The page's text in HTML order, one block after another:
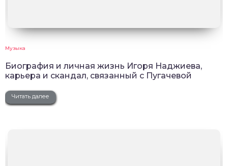
Музыка
Биография и личная жизнь Игоря Наджиева,
карьера и скандал, связанный с Пугачевой
Читать далее